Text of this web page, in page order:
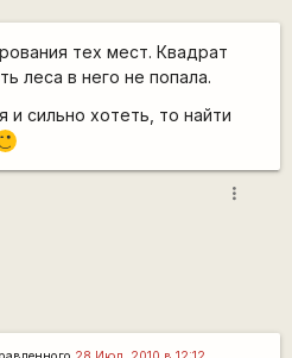
тех мест. Квадрат
леса в него не попала.
сильно хотеть, то найти
;)
more_vert